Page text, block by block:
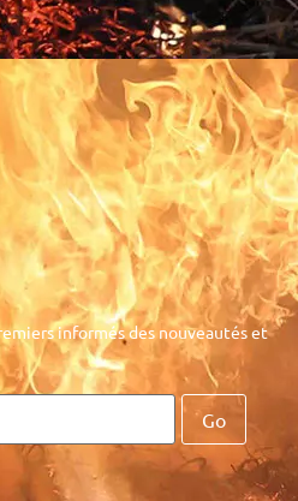
informés des nouveautés et